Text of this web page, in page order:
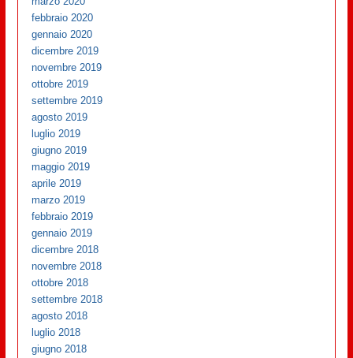
febbraio 2020
gennaio 2020
dicembre 2019
novembre 2019
ottobre 2019
settembre 2019
agosto 2019
luglio 2019
giugno 2019
maggio 2019
aprile 2019
marzo 2019
febbraio 2019
gennaio 2019
dicembre 2018
novembre 2018
ottobre 2018
settembre 2018
agosto 2018
luglio 2018
giugno 2018